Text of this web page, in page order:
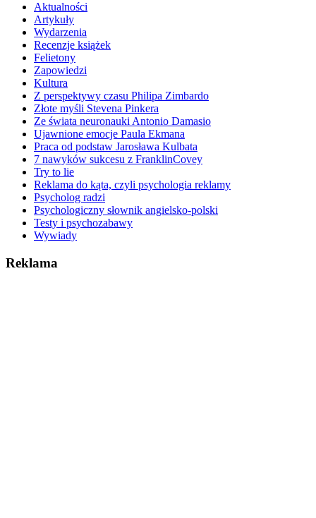
Aktualności
Artykuły
Wydarzenia
Recenzje książek
Felietony
Zapowiedzi
Kultura
Z perspektywy czasu Philipa Zimbardo
Złote myśli Stevena Pinkera
Ze świata neuronauki Antonio Damasio
Ujawnione emocje Paula Ekmana
Praca od podstaw Jarosława Kulbata
7 nawyków sukcesu z FranklinCovey
Try to lie
Reklama do kąta, czyli psychologia reklamy
Psycholog radzi
Psychologiczny słownik angielsko-polski
Testy i psychozabawy
Wywiady
Reklama